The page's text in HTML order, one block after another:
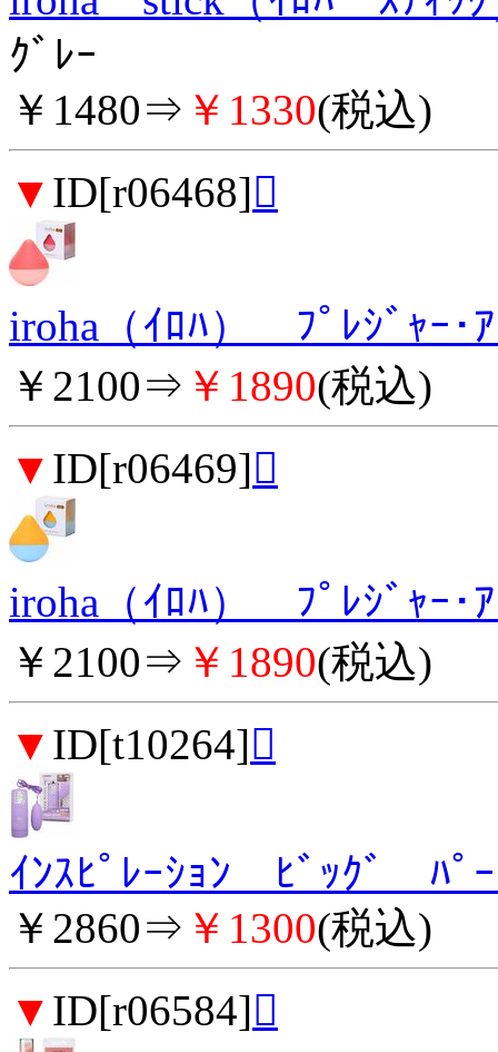
ｸﾞﾚｰ
￥1480⇒ ￥1330(税込)
▼ ID[r06468]
iroha（ｲﾛﾊ） ﾌﾟﾚｼﾞｬｰ
￥2100⇒ ￥1890(税込)
▼ ID[r06469]
iroha（ｲﾛﾊ） ﾌﾟﾚｼﾞｬｰ
￥2100⇒ ￥1890(税込)
▼ ID[t10264]
ｲﾝｽﾋﾟﾚｰｼｮﾝ ﾋﾞｯｸﾞ ﾊﾟｰ
￥2860⇒ ￥1300(税込)
▼ ID[r06584]